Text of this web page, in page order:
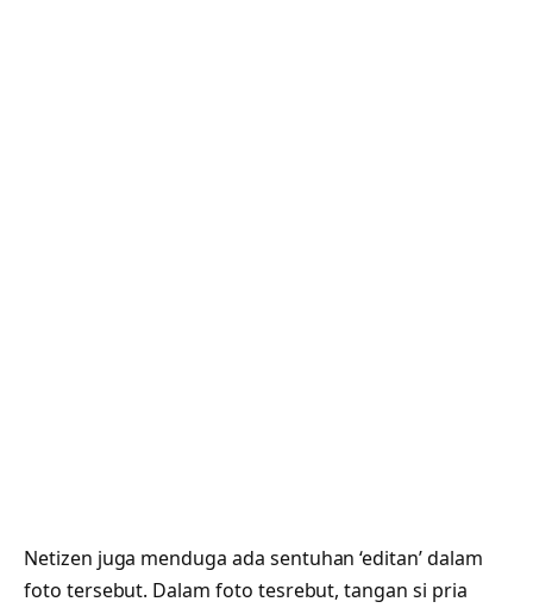
Netizen juga menduga ada sentuhan ‘editan’ dalam
foto tersebut. Dalam foto tesrebut, tangan si pria